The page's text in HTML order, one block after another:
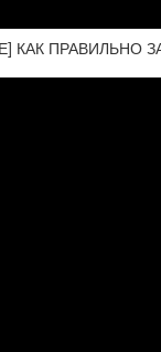
ПРАВИЛЬНО